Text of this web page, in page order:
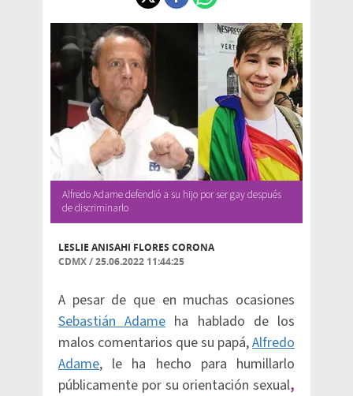
Alfredo Adame defendió a su hijo por ser gay después
de discriminarlo
LESLIE ANISAHI FLORES CORONA
CDMX/25.06.2022 11:44:25
A pesar de que en muchas ocasiones
Sebastián Adameha hablado de los
malos comentarios que su papá,Alfredo
Adame, le ha hecho para humillarlo
públicamente por su orientación sexual,